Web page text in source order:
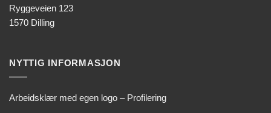
Ryggeveien 123
1570 Dilling
NYTTIG INFORMASJON
Arbeidsklær med egen logo – Profilering